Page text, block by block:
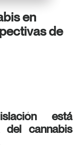
en
de
está
del cannabis